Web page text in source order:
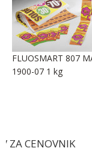
FLUOSMART 807
1900-07 1 kg
ZA CENOVNIK